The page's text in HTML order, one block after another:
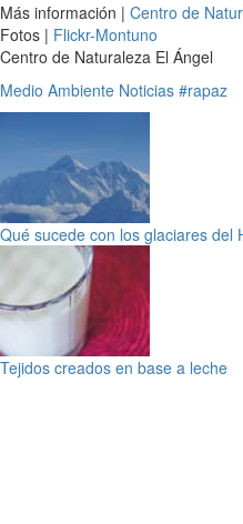
Más información | Centro de
Fotos | Flickr-Montuno
Centro de Naturaleza El Ángel
Medio Ambiente Noticias #rapaz
Qué sucede con los glaciares del
Tejidos creados en base a leche